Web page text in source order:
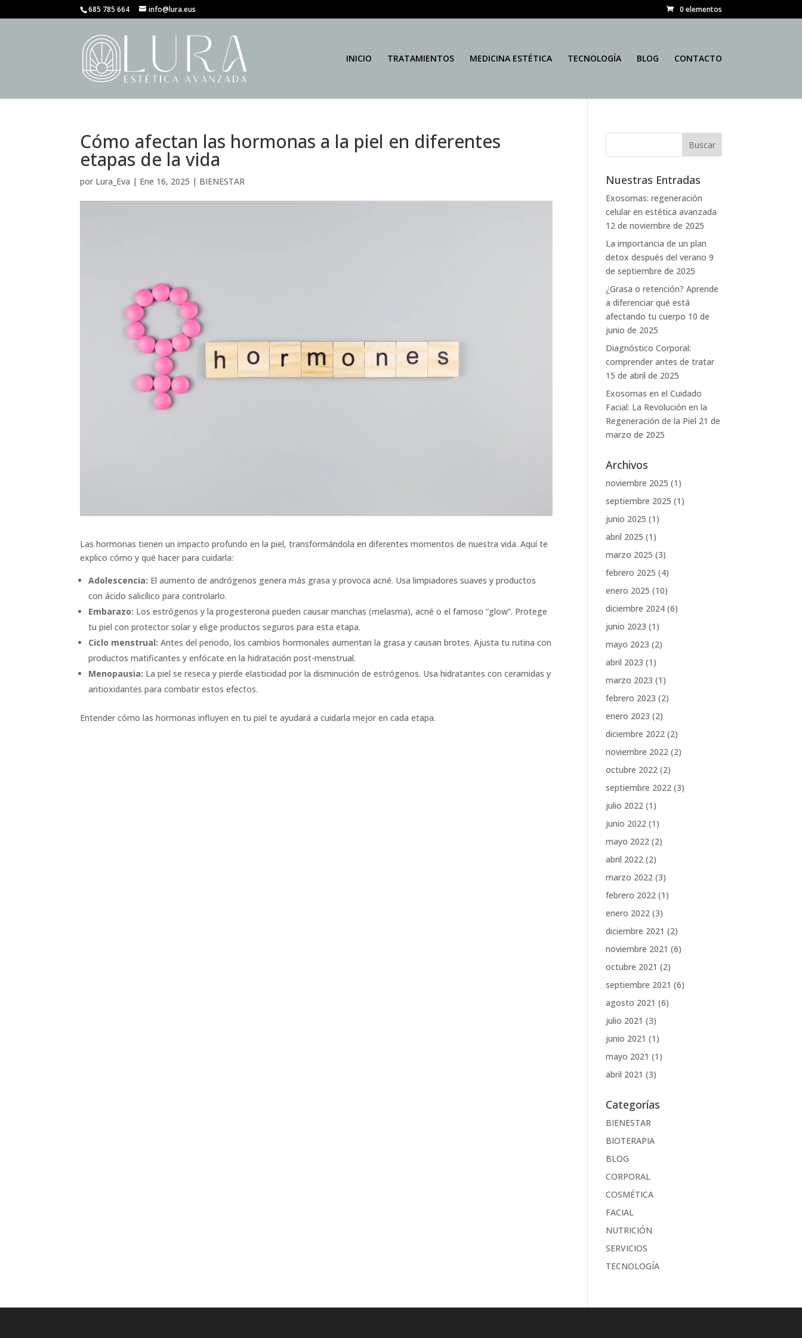
685 785 664 info@lura.eus 0 elementos
INICIO TRATAMIENTOS MEDICINA ESTÉTICA TECNOLOGÍA BLOG CONTACTO
Cómo afectan las hormonas a la piel en diferentes
etapas de la vida
por Lura_Eva | Ene 16, 2025 | BIENESTAR
Las hormonas tienen un impacto profundo en la piel, transformándola en diferentes momentos de nuestra vida. Aquí te
explico cómo y qué hacer para cuidarla:
Adolescencia: El aumento de andrógenos genera más grasa y provoca acné. Usa limpiadores suaves y productos
con ácido salicílico para controlarlo.
Embarazo: Los estrógenos y la progesterona pueden causar manchas (melasma), acné o el famoso “glow”. Protege
tu piel con protector solar y elige productos seguros para esta etapa.
Ciclo menstrual: Antes del periodo, los cambios hormonales aumentan la grasa y causan brotes. Ajusta tu rutina con
productos matificantes y enfócate en la hidratación post-menstrual.
Menopausia: La piel se reseca y pierde elasticidad por la disminución de estrógenos. Usa hidratantes con ceramidas y
antioxidantes para combatir estos efectos.
Entender cómo las hormonas influyen en tu piel te ayudará a cuidarla mejor en cada etapa.
Nuestras Entradas
Exosomas: regeneración
celular en estética avanzada
12 de noviembre de 2025
La importancia de un plan
detox después del verano 9
de septiembre de 2025
¿Grasa o retención? Aprende
a diferenciar qué está
afectando tu cuerpo 10 de
junio de 2025
Diagnóstico Corporal:
comprender antes de tratar
15 de abril de 2025
Exosomas en el Cuidado
Facial: La Revolución en la
Regeneración de la Piel 21 de
marzo de 2025
Archivos
noviembre 2025 (1)
septiembre 2025 (1)
junio 2025 (1)
abril 2025 (1)
marzo 2025 (3)
febrero 2025 (4)
enero 2025 (10)
diciembre 2024 (6)
junio 2023 (1)
mayo 2023 (2)
abril 2023 (1)
marzo 2023 (1)
febrero 2023 (2)
enero 2023 (2)
diciembre 2022 (2)
noviembre 2022 (2)
octubre 2022 (2)
septiembre 2022 (3)
julio 2022 (1)
junio 2022 (1)
mayo 2022 (2)
abril 2022 (2)
marzo 2022 (3)
febrero 2022 (1)
enero 2022 (3)
diciembre 2021 (2)
noviembre 2021 (6)
octubre 2021 (2)
septiembre 2021 (6)
agosto 2021 (6)
julio 2021 (3)
junio 2021 (1)
mayo 2021 (1)
abril 2021 (3)
Categorías
BIENESTAR
BIOTERAPIA
BLOG
CORPORAL
COSMÉTICA
FACIAL
NUTRICIÓN
SERVICIOS
TECNOLOGÍA